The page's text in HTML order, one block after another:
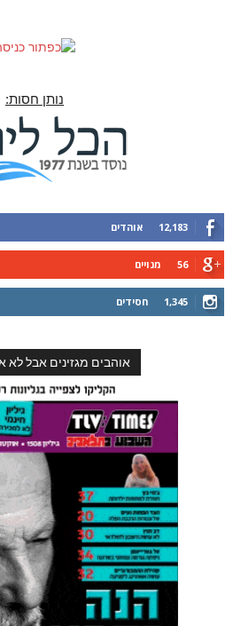
נותן חסות:
12,183 אוהדים
56 מנויים
1,345 חסידים
אוהבים מגזינים אבל לא